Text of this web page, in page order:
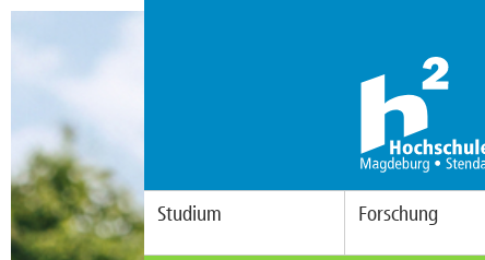
Studium Forschung